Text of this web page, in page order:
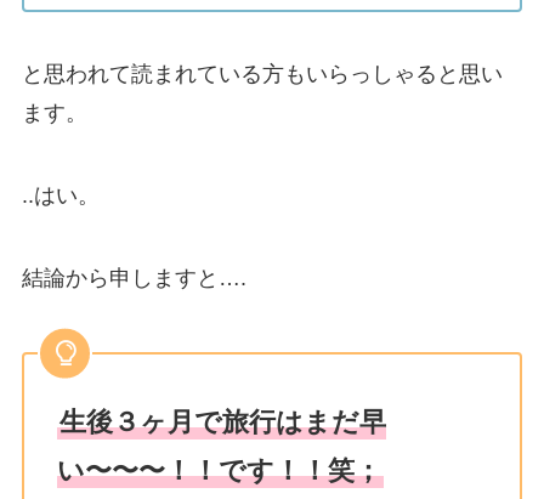
と思われて読まれている方もいらっしゃると思い
ます。
..はい。
結論から申しますと….
生後３ヶ月で旅行はまだ早
い〜〜〜！！です！！笑；